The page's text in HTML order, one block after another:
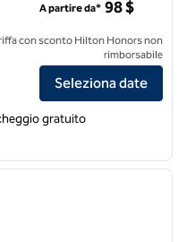
Suites by Hilton Denver South
A partire da* 98 $
con sconto Hilton Honors non
rimborsabile
Seleziona date
gratuito